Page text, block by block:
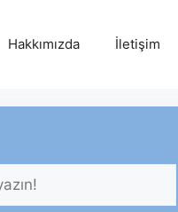
Hakkımızda İletişim